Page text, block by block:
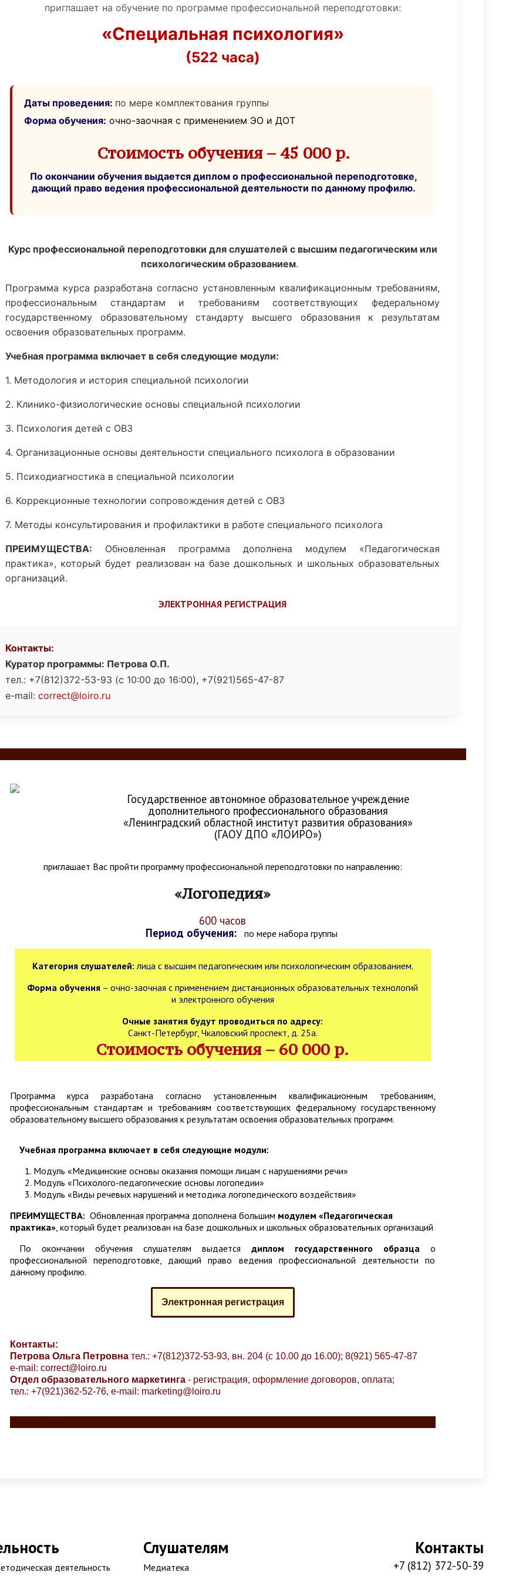
приглашает на обучение по программе профессиональной переподготовки:
«Специальная психология»
(522 часа)
Даты проведения: по мере комплектования группы
Форма обучения: очно-заочная с применением ЭО и ДОТ
Стоимость обучения – 45 000 р.
По окончании обучения выдается диплом о профессиональной переподготовке,
дающий право ведения профессиональной деятельности по данному профилю.
Курс профессиональной переподготовки для слушателей с высшим педагогическим или
психологическим образованием.
Программа курса разработана согласно установленным квалификационным требованиям,
профессиональным стандартам и требованиям соответствующих федеральному
государственному образовательному стандарту высшего образования к результатам
освоения образовательных программ.
Учебная программа включает в себя следующие модули:
1. Методология и история специальной психологии
2. Клинико-физиологические основы специальной психологии
3. Психология детей с ОВЗ
4. Организационные основы деятельности специального психолога в образовании
5. Психодиагностика в специальной психологии
6. Коррекционные технологии сопровождения детей с ОВЗ
7. Методы консультирования и профилактики в работе специального психолога
ПРЕИМУЩЕСТВА: Обновленная программа дополнена модулем «Педагогическая
практика», который будет реализован на базе дошкольных и школьных образовательных
организаций.
ЭЛЕКТРОННАЯ РЕГИСТРАЦИЯ
Контакты:
Куратор программы: Петрова О.П.
тел.: +7(812)372-53-93 (с 10:00 до 16:00), +7(921)565-47-87
e-mail: correct@loiro.ru
Государственное автономное образовательное учреждение
дополнительного профессионального образования
«Ленинградский областной институт развития образования»
(ГАОУ ДПО «ЛОИРО»)
приглашает Вас пройти программу профессиональной переподготовки по направлению:
«Логопедия»
600 часов
Период обучения:
по мере набора группы
Категория слушателей: лица с высшим педагогическим или психологическим образованием.
Форма обучения – очно-заочная с применением дистанционных образовательных технологий
и электронного обучения
Очные занятия будут проводиться по адресу:
Санкт-Петербург, Чкаловский проспект, д. 25а.
Стоимость обучения – 60 000 р.
Программа курса разработана согласно установленным квалификационным требованиям,
профессиональным стандартам и требованиям соответствующих федеральному государственному
образовательному высшего образования к результатам освоения образовательных программ.
Учебная программа включает в себя следующие модули:
Модуль «Медицинские основы оказания помощи лицам с нарушениями речи»
Модуль «Психолого-педагогические основы логопедии»
Модуль «Виды речевых нарушений и методика логопедического воздействия»
ПРЕИМУЩЕСТВА: Обновленная программа дополнена большим модулем «Педагогическая
практика», который будет реализован на базе дошкольных и школьных образовательных организаций
По окончании обучения слушателям выдается диплом государственного образцао
профессиональной переподготовке, дающий право ведения профессиональной деятельности по
данному профилю.
Электронная регистрация
Контакты:
Петрова Ольга Петровна тел.: +7(812)372-53-93, вн. 204 (с 10.00 до 16.00); 8(921) 565-47-87
e-mail: correct@loiro.ru
Отдел образовательного маркетинга- регистрация, оформление договоров, оплата;
тел.: +7(921)362-52-76, e-mail: marketing@loiro.ru
деятельность
Слушателям
Медиатека
Контакты
+7 (812) 372-50-39